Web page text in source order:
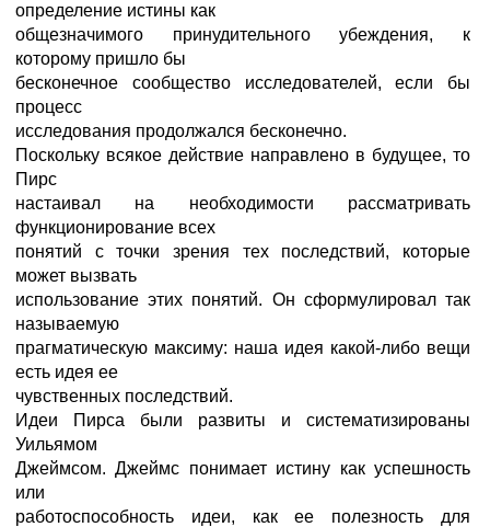
определение истины как
общезначимого принудительного убеждения, к
которому пришло бы
бесконечное сообщество исследователей, если бы
процесс
исследования продолжался бесконечно.
Поскольку всякое действие направлено в будущее, то
Пирс
настаивал на необходимости рассматривать
функционирование всех
понятий с точки зрения тех последствий, которые
может вызвать
использование этих понятий. Он сформулировал так
называемую
прагматическую максиму: наша идея какой-либо вещи
есть идея ее
чувственных последствий.
Идеи Пирса были развиты и систематизированы
Уильямом
Джеймсом. Джеймс понимает истину как успешность
или
работоспособность идеи, как ее полезность для